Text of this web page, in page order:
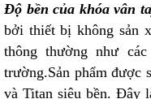
Độ bền của khóa vân
bởi thiết bị không sản
thông thường như
trường.Sản phẩm được
và Titan siêu bền. Đây